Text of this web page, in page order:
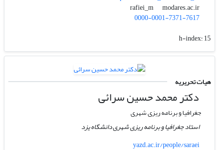
rafiei_m
modares.ac.ir
0000-0001-7371-7617
h-index:15
هیات تحریریه
دکتر محمد حسین سرائی
جغرافیا و برنامه ریزی شهری
استاد جغرافیا و برنامه ریزی شهری دانشگاه یزد
yazd.ac.ir/people/saraei